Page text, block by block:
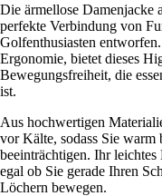
Die ärmellose Damenjacke
perfekte Verbindung von
Golfenthusiasten
Ergonomie, bietet dieses
Bewegungsfreiheit, die
ist.
Aus hochwertigen
vor Kälte, sodass Sie
beeinträchtigen. Ihr
egal ob Sie gerade Ihren
Löchern bewegen.